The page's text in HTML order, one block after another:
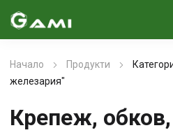
Начало Продукти
железария"
Крепеж,